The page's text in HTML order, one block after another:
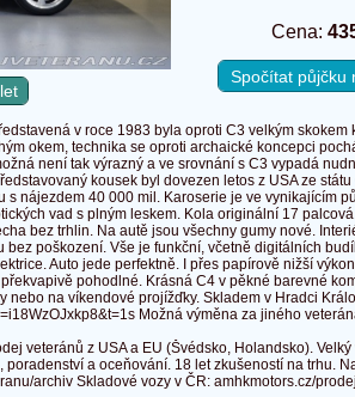
Cena:
Spočítat půjčku
v roce 1983 byla oproti C3 velkým skokem
okem, technika se oproti archaické koncepci
není tak výrazný a ve srovnání s C3 vypadá
kousek byl dovezen letos z USA ze
s nájezdem 40 000 mil. Karoserie je ve vynikajícím
vad s plným leskem. Kola originální 17
bez trhlin. Na autě jsou všechny gumy nové.
bez poškození. Vše je funkční, včetně digitálních
Auto jede perfektně. I přes papírově nižší
pohodlné. Krásná C4 v pěkné barevné
nebo na víkendové projížďky. Skladem v Hradci
Možná výměna za jiného
veteránů z USA a EU (Švédsko, Holandsko).
poradenství a oceňování. 18 let zkušeností na trhu.
archiv Skladové vozy v ČR: amhkmotors.cz/